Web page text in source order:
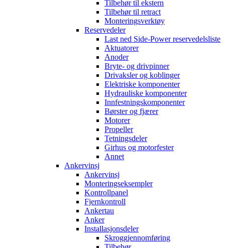
Tilbehør til ekstern
Tilbehør til retract
Monteringsverktøy
Reservedeler
Last ned Side-Power reservedelsliste
Aktuatorer
Anoder
Bryte- og drivpinner
Drivaksler og koblinger
Elektriske komponenter
Hydrauliske komponenter
Innfestningskomponenter
Børster og fjærer
Motorer
Propeller
Tetningsdeler
Girhus og motorfester
Annet
Ankervinsj
Ankervinsj
Monteringseksempler
Kontrollpanel
Fjernkontroll
Ankertau
Anker
Installasjonsdeler
Skroggjennomføring